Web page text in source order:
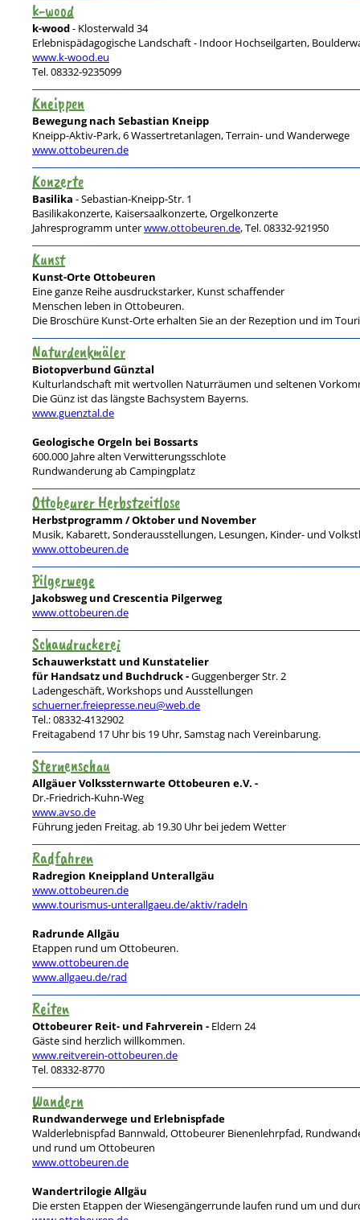
k-wood
k-wood- Klosterwald 34
Erlebnispädagogische Landschaft - Indoor Hochseilgarten,
www.k-wood.eu
Tel. 08332-9235099
Kneippen
Bewegung nach Sebastian Kneipp
Kneipp-Aktiv-Park, 6 Wassertretanlagen, Terrain- und Wanderwege
www.ottobeuren.de
Konzerte
Basilika - Sebastian-Kneipp-Str. 1
Basilikakonzerte, Kaisersaalkonzerte, Orgelkonzerte
Jahresprogramm unterwww.ottobeuren.de, Tel. 08332-921950
Kunst
Kunst-Orte Ottobeuren
Eine ganze Reihe ausdruckstarker, Kunst schaffender
Menschen leben in Ottobeuren.
Die Broschüre Kunst-Orte erhalten Sie an der Rezeption und im
Naturdenkmäler
Biotopverbund Günztal
Kulturlandschaft mit wertvollen Naturräumen und seltenen
Die Günz ist das längste Bachsystem Bayerns.
www.guenztal.de
Geologische Orgeln bei Bossarts
600.000 Jahre alten Verwitterungsschlote
Rundwanderung ab Campingplatz
Ottobeurer Herbstzeitlose
Herbstprogramm / Oktober und November
Musik, Kabarett, Sonderausstellungen, Lesungen, Kinder- und
www.ottobeuren.de
Pilgerwege
Jakobsweg und Crescentia Pilgerweg
www.ottobeuren.de
Schaudruckerei
Schauwerkstatt und Kunstatelier
für Handsatz und Buchdruck -Guggenberger Str. 2
Ladengeschäft, Workshops und Ausstellungen
schuerner.freiepresse.neu@web.de
Tel.: 08332-4132902
Freitagabend 17 Uhr bis 19 Uhr, Samstag nach Vereinbarung.
Sternenschau
Allgäuer Volkssternwarte Ottobeuren e.V. -
Dr.-Friedrich-Kuhn-Weg
www.avso.de
Führung jeden Freitag. ab 19.30 Uhr bei jedem Wetter
Radfahren
Radregion Kneippland Unterallgäu
www.ottobeuren.de
www.tourismus-unterallgaeu.de/aktiv/radeln
Radrunde Allgäu
Etappen rund um Ottobeuren.
www.ottobeuren.de
www.allgaeu.de/rad
Reiten
Ottobeurer Reit- und Fahrverein - Eldern 24
Gäste sind herzlich willkommen.
www.reitverein-ottobeuren.de
Tel. 08332-8770
Wandern
Rundwanderwege und Erlebnispfade
Walderlebnispfad Bannwald, Ottobeurer Bienenlehrpfad,
und rund um Ottobeuren
www.ottobeuren.de
Wandertrilogie Allgäu
Die ersten Etappen der Wiesengängerrunde laufen rund um und